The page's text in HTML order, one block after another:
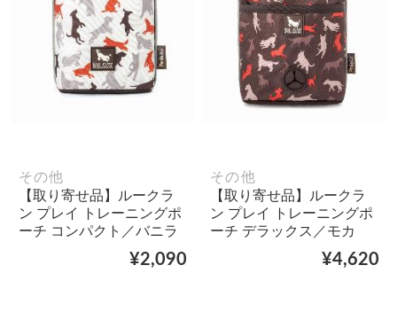
その他
【取り寄せ品】ルークラ
ン プレイ トレーニングポ
ーチ コンパクト／バニラ
¥2,090
その他
【取り寄せ品】ルークラ
ン プレイ トレーニングポ
ーチ デラックス／モカ
¥4,620